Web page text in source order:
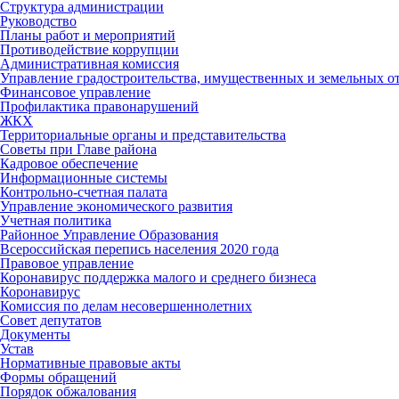
Структура администрации
Руководство
Планы работ и мероприятий
Противодействие коррупции
Административная комиссия
Управление градостроительства, имущественных и земельных
Финансовое управление
Профилактика правонарушений
ЖКХ
Территориальные органы и представительства
Советы при Главе района
Кадровое обеспечение
Информационные системы
Контрольно-счетная палата
Управление экономического развития
Учетная политика
Районное Управление Образования
Всероссийская перепись населения 2020 года
Правовое управление
Коронавирус поддержка малого и среднего бизнеса
Коронавирус
Комиссия по делам несовершеннолетних
Совет депутатов
Документы
Устав
Нормативные правовые акты
Формы обращений
Порядок обжалования